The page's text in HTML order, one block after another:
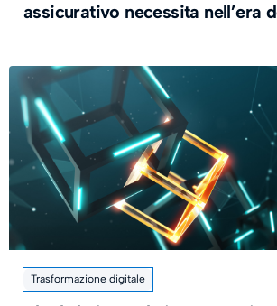
assicurativo necessita nell’era
Trasformazione digitale